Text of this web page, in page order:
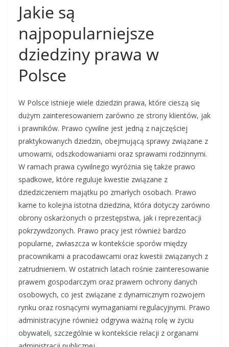
Jakie są
najpopularniejsze
dziedziny prawa w
Polsce
W Polsce istnieje wiele dziedzin prawa, które cieszą się
dużym zainteresowaniem zarówno ze strony klientów, jak
i prawników. Prawo cywilne jest jedną z najczęściej
praktykowanych dziedzin, obejmującą sprawy związane z
umowami, odszkodowaniami oraz sprawami rodzinnymi.
W ramach prawa cywilnego wyróżnia się także prawo
spadkowe, które reguluje kwestie związane z
dziedziczeniem majątku po zmarłych osobach. Prawo
karne to kolejna istotna dziedzina, która dotyczy zarówno
obrony oskarżonych o przestępstwa, jak i reprezentacji
pokrzywdzonych. Prawo pracy jest również bardzo
popularne, zwłaszcza w kontekście sporów między
pracownikami a pracodawcami oraz kwestii związanych z
zatrudnieniem. W ostatnich latach rośnie zainteresowanie
prawem gospodarczym oraz prawem ochrony danych
osobowych, co jest związane z dynamicznym rozwojem
rynku oraz rosnącymi wymaganiami regulacyjnymi. Prawo
administracyjne również odgrywa ważną rolę w życiu
obywateli, szczególnie w kontekście relacji z organami